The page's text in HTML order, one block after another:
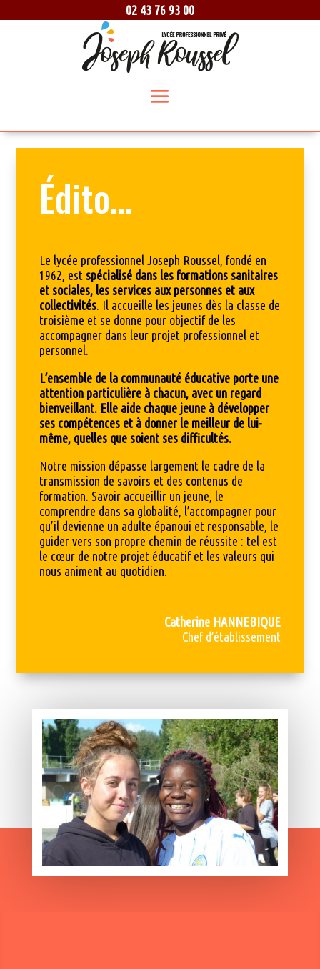
02 43 76 93 00
Édito…
Le lycée professionnel Joseph Roussel, fondé en
1962, est spécialisé dans les formations sanitaires
et sociales, les services aux personnes et aux
collectivités. Il accueille les jeunes dès la classe de
troisième et se donne pour objectif de les
accompagner dans leur projet professionnel et
personnel.
L’ensemble de la communauté éducative porte une
attention particulière à chacun, avec un regard
bienveillant. Elle aide chaque jeune à développer
ses compétences et à donner le meilleur de lui-
même, quelles que soient ses difficultés.
Notre mission dépasse largement le cadre de la
transmission de savoirs et des contenus de
formation. Savoir accueillir un jeune, le
comprendre dans sa globalité, l’accompagner pour
qu’il devienne un adulte épanoui et responsable, le
guider vers son propre chemin de réussite : tel est
le cœur de notre projet éducatif et les valeurs qui
nous animent au quotidien.
Catherine HANNEBIQUE
Chef d’établissement